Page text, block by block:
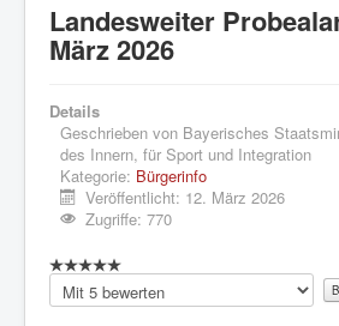
Landesweiter
März 2026
Details
Geschrieben von Bayerisches
des Innern, für Sport und Integration
Kategorie: Bürgerinfo
Veröffentlicht: 12. März 2026
Zugriffe: 770
Bitte
bewerten